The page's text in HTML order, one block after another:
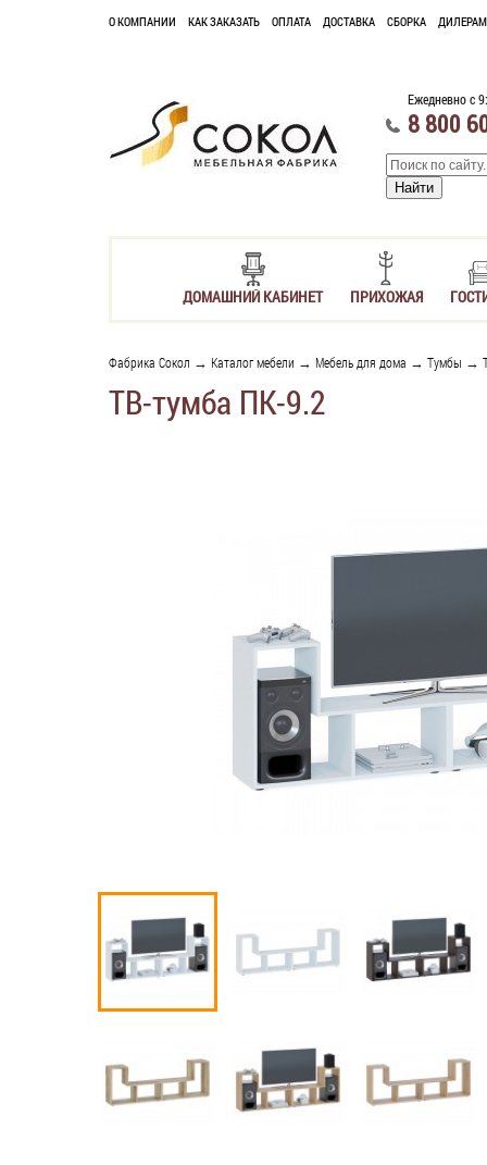
О КОМПАНИИ КАК ЗАКАЗАТЬ ОПЛАТА ДОСТАВКА СБОРКА ДИЛЕРАМ
Ежедневно с
8 800
ДОМАШНИЙ КАБИНЕТ ПРИХОЖАЯ
Фабрика Сокол → Каталог мебели → Мебель для дома → Тумбы →
ТВ-тумба ПК-9.2